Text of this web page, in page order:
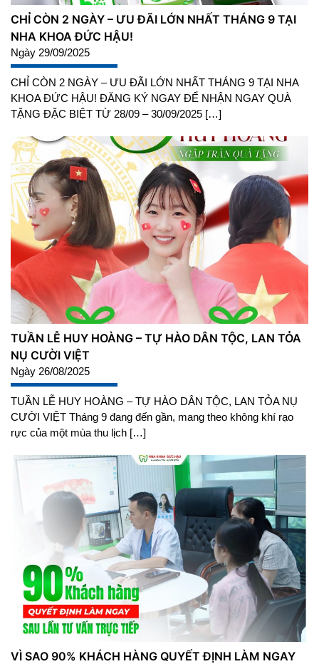
CHỈ CÒN 2 NGÀY – ƯU ĐÃI LỚN NHẤT THÁNG 9 TẠI
NHA KHOA ĐỨC HẬU!
Ngày 29/09/2025
CHỈ CÒN 2 NGÀY – ƯU ĐÃI LỚN NHẤT THÁNG 9 TẠI NHA
KHOA ĐỨC HẬU! ĐĂNG KÝ NGAY ĐỂ NHẬN NGAY QUÀ
TẶNG ĐẶC BIỆT TỪ 28/09 – 30/09/2025 […]
TUẦN LỄ HUY HOÀNG – TỰ HÀO DÂN TỘC, LAN TỎA
NỤ CƯỜI VIỆT
Ngày 26/08/2025
TUẦN LỄ HUY HOÀNG – TỰ HÀO DÂN TỘC, LAN TỎA NỤ
CƯỜI VIỆT Tháng 9 đang đến gần, mang theo không khí rạo
rực của một mùa thu lịch […]
VÌ SAO 90% KHÁCH HÀNG QUYẾT ĐỊNH LÀM NGAY